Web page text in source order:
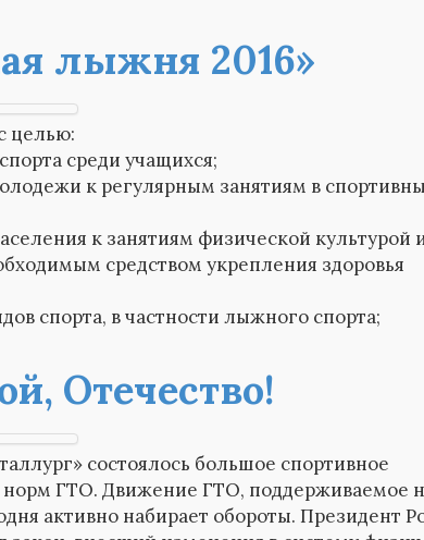
лыжня 2016»
целью:
среди учащихся;
к регулярным занятиям в
к занятиям физической культурой
средством укрепления здоровья
спорта, в частности лыжного спорта;
Отечество!
состоялось большое спортивное
норм ГТО. Движение ГТО, поддерживаемое
активно набирает обороты. Президент